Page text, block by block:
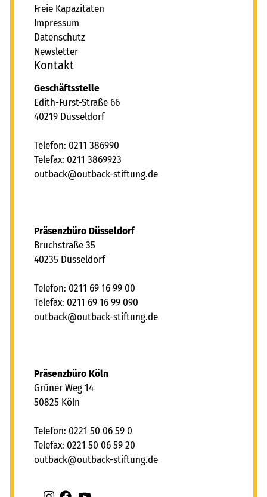
Freie Kapazitäten
Impressum
Datenschutz
Newsletter
Kontakt
Geschäftsstelle
Edith-Fürst-Straße 66
40219 Düsseldorf
Telefon: 0211 386990
Telefax: 0211 3869923
tb ck tb ck-stft ngd
Präsenzbüro Düsseldorf
Bruchstraße 35
40235 Düsseldorf
Telefon: 0211 69 16 99 00
Telefax: 0211 69 16 99 090
tb ck tb ck-stft ngd
Präsenzbüro Köln
Grüner Weg 14
50825 Köln
Telefon: 0221 50 06 59 0
Telefax: 0221 50 06 59 20
tb ck tb ck-stft ngd